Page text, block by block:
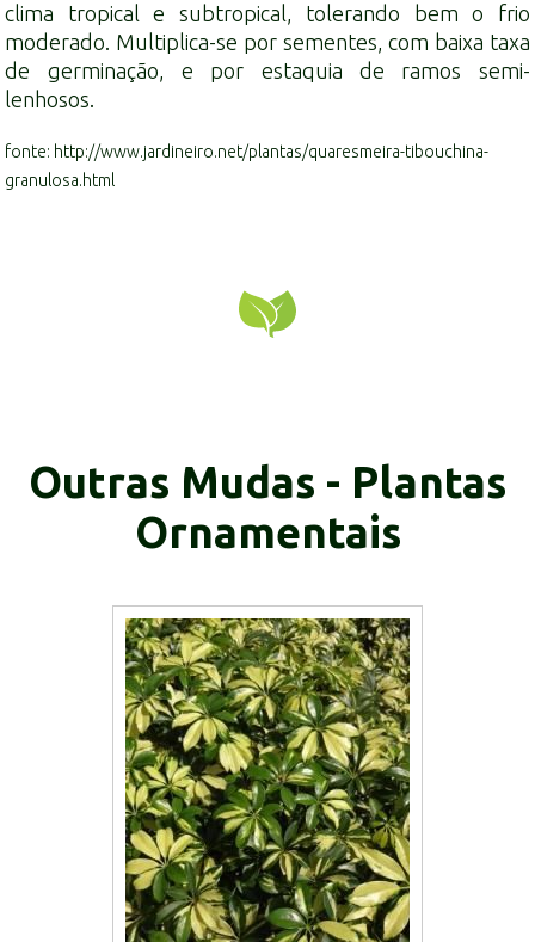
clima tropical e subtropical, tolerando bem o frio
moderado. Multiplica-se por sementes, com baixa taxa
de germinação, e por estaquia de ramos semi-
lenhosos.
fonte: http://www.jardineiro.net/plantas/quaresmeira-tibouchina-
granulosa.html
Outras Mudas - Plantas
Ornamentais